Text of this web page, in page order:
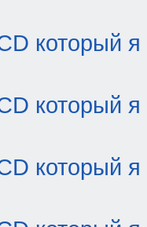
который я
который я
который я